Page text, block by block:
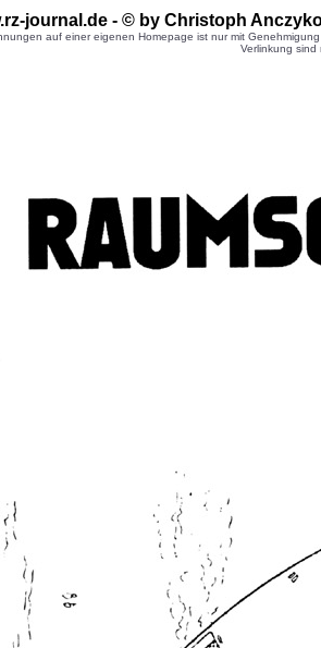
journal.de - © by Christoph
auf einer eigenen Homepage ist nur mit
Verlinkung sind